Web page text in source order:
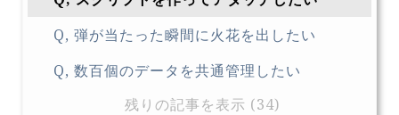
Q, 弾が当たった瞬間に火花を出したい
Q, 数百個のデータを共通管理したい
残りの記事を表示 (34)